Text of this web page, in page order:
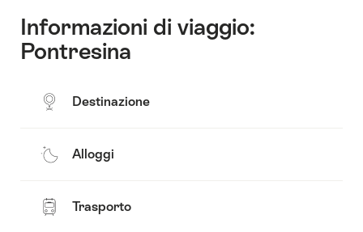
Informazioni di viaggio:
Pontresina
Destinazione
Alloggi
Trasporto